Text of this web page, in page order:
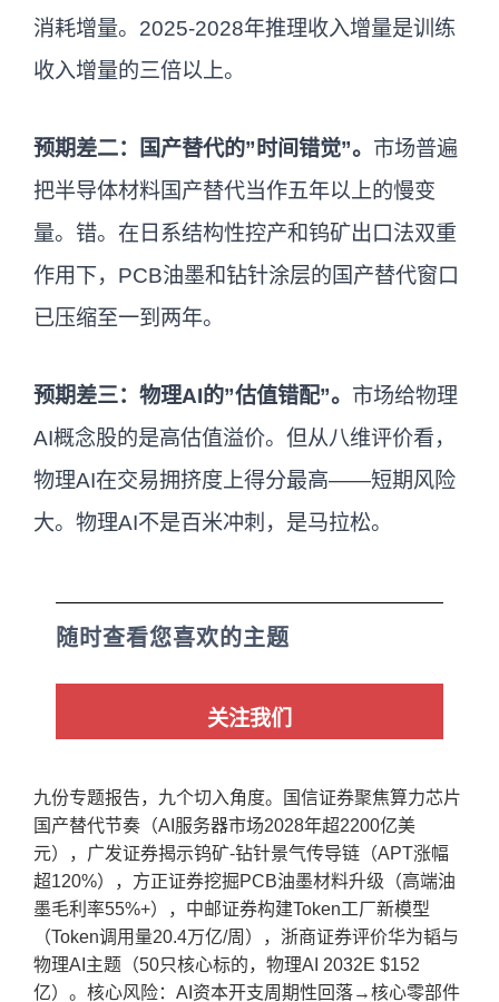
消耗增量。2025-2028年推理收入增量是训练
收入增量的三倍以上。
预期差二：国产替代的”时间错觉”。 市场普遍
把半导体材料国产替代当作五年以上的慢变
量。错。在日系结构性控产和钨矿出口法双重
作用下，PCB油墨和钻针涂层的国产替代窗口
已压缩至一到两年。
预期差三：物理AI的”估值错配”。 市场给物理
AI概念股的是高估值溢价。但从八维评价看，
物理AI在交易拥挤度上得分最高——短期风险
大。物理AI不是百米冲刺，是马拉松。
随时查看您喜欢的主题
关注我们
九份专题报告，九个切入角度。国信证券聚焦算力芯片
国产替代节奏（AI服务器市场2028年超2200亿美
元），广发证券揭示钨矿-钻针景气传导链（APT涨幅
超120%），方正证券挖掘PCB油墨材料升级（高端油
墨毛利率55%+），中邮证券构建Token工厂新模型
（Token调用量20.4万亿/周），浙商证券评价华为韬与
物理AI主题（50只核心标的，物理AI 2032E $152
亿）。核心风险：AI资本开支周期性回落→核心零部件